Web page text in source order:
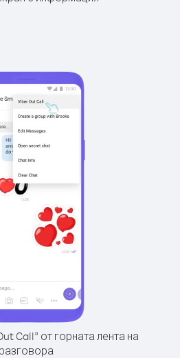
Call” от горната лента на
разговора